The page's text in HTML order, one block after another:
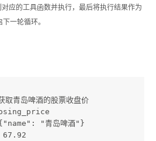
应的工具函数并执行，最后将执行结果作为
一轮循环。
青岛啤酒的股票收盘价
"青岛啤酒"}